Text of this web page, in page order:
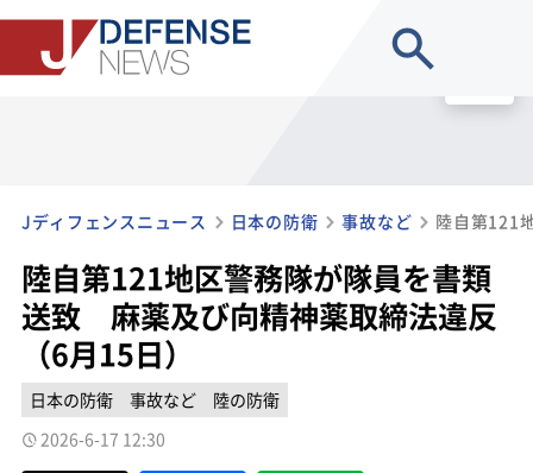
Jディフェンスニュース 日本の防衛 事故など
陸自第121地区警務隊が隊員を書類
送致 麻薬及び向精神薬取締法違反
（6月15日）
日本の防衛 事故など
陸の防衛
2026-6-17 12:30